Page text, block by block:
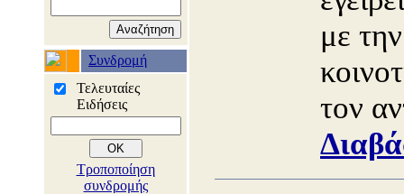
Συνδρομή
Τελευταίες
Ειδήσεις
Τροποποίηση
συνδρομής
με
τον